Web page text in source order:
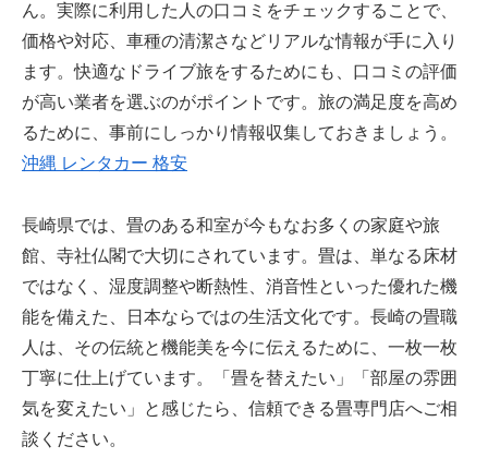
ん。実際に利用した人の口コミをチェックすることで、
価格や対応、車種の清潔さなどリアルな情報が手に入り
ます。快適なドライブ旅をするためにも、口コミの評価
が高い業者を選ぶのがポイントです。旅の満足度を高め
るために、事前にしっかり情報収集しておきましょう。
沖縄 レンタカー 格安
長崎県では、畳のある和室が今もなお多くの家庭や旅
館、寺社仏閣で大切にされています。畳は、単なる床材
ではなく、湿度調整や断熱性、消音性といった優れた機
能を備えた、日本ならではの生活文化です。長崎の畳職
人は、その伝統と機能美を今に伝えるために、一枚一枚
丁寧に仕上げています。「畳を替えたい」「部屋の雰囲
気を変えたい」と感じたら、信頼できる畳専門店へご相
談ください。